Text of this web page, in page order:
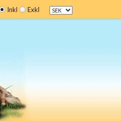
Inkl Exkl